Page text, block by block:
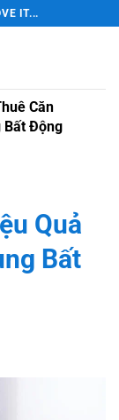
IT...
Căn
Bất Động
Quả
Bất